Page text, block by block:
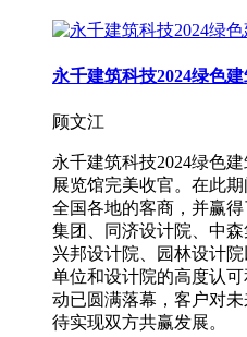
永千建筑科技2024绿色
顾文江
永千建筑科技2024绿色
展览馆完美收官。在此
全国各地的客商，并赢
集团、同济设计院、中森
兴邦设计院、园林设计
单位和设计院的高度认
动已圆满落幕，客户对
待实现双方共赢发展。